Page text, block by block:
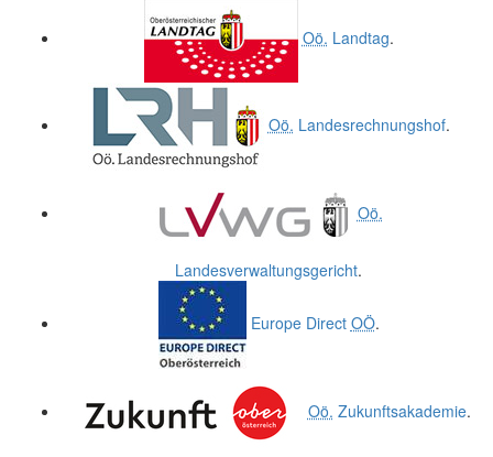
Oö. Landtag.
Oö. Landesrechnungshof.
Oö.
Landesverwaltungsgericht.
Europe Direct OÖ.
Oö. Zukunftsakademie.